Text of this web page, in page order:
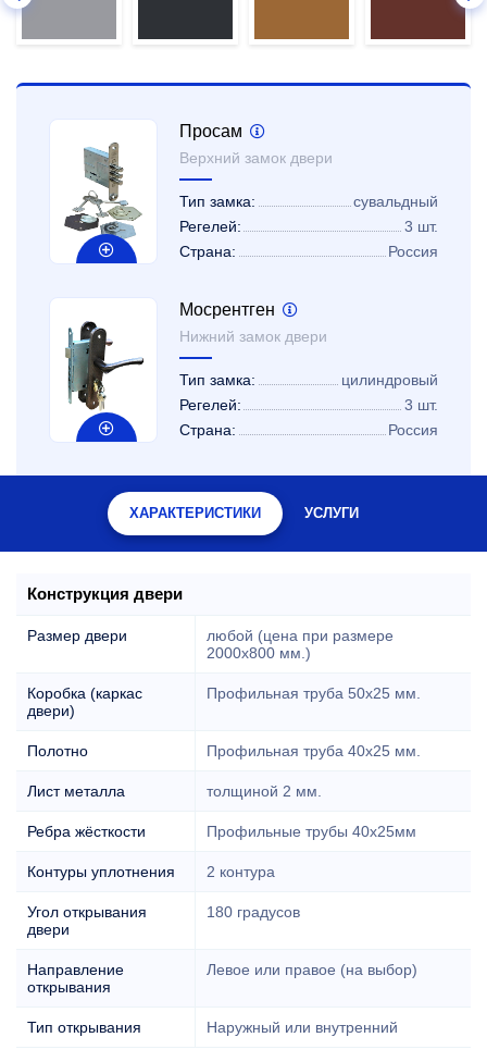
Просам
Верхний замок двери
Тип замка:
сувальдный
Регелей:
3 шт.
Страна:
Россия
Мосрентген
Нижний замок двери
Тип замка:
цилиндровый
Регелей:
3 шт.
Страна:
Россия
ХАРАКТЕРИСТИКИ УСЛУГИ
Конструкция двери
Размер двери
любой (цена при размере
2000x800 мм.)
Коробка (каркас
двери)
Профильная труба 50х25 мм.
Полотно Профильная труба 40х25 мм.
Лист металла толщиной 2 мм.
Ребра жёсткости Профильные трубы 40х25мм
Контуры уплотнения 2 контура
Угол открывания
двери
180 градусов
Направление
открывания
Левое или правое (на выбор)
Тип открывания Наружный или внутренний